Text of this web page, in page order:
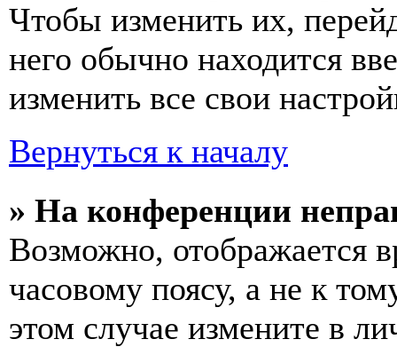
Чтобы изменить их,
него обычно находится
изменить все свои
Вернуться к началу
» На конференции
Возможно, отображается
часовому поясу, а не к
этом случае измените в